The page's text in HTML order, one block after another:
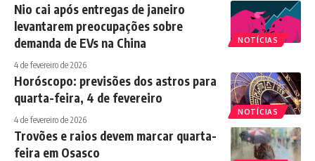
NOTÍCIAS
Nio cai após entregas de janeiro
levantarem preocupações sobre
demanda de EVs na China
4 de fevereiro de 2026
NOTÍCIAS
Horóscopo: previsões dos astros para
quarta-feira, 4 de fevereiro
4 de fevereiro de 2026
Trovões e raios devem marcar quarta-
feira em Osasco